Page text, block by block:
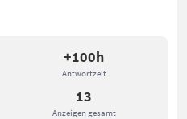
+100h
Antwortzeit
13
Anzeigen gesamt